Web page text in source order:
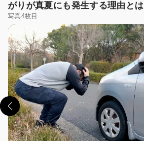
がりが真夏にも発生する理由とは
写真4枚目